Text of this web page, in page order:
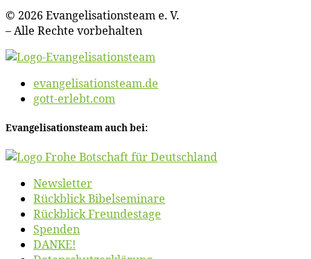
© 2026 Evan­ge­li­sa­ti­ons­team e. V.
– Al­le Rech­te vorbehalten
evangelisationsteam.de
gott-erlebt.com
Evan­ge­li­sa­ti­ons­team auch bei:
News­let­ter
Rück­blick Bibelseminare
Rück­blick Freundestage
Spen­den
DANKE!